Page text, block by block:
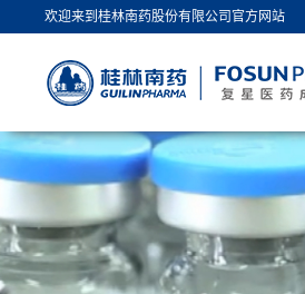
欢迎来到桂林南药股份有限公司官方网站